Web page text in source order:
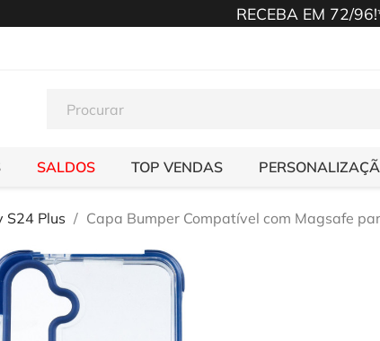
RECEBA EM 72/
SALDOS TOP VENDAS
S24 Plus Capa Bumper Compatível com Magsafe